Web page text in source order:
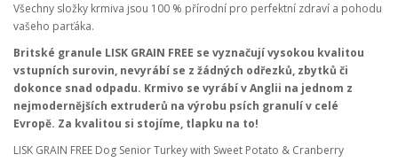
Všechny složky krmiva jsou 100 % přírodní pro perfektní zdraví a pohodu
vašeho parťáka.
Britské granule LISK GRAIN FREE se vyznačují vysokou kvalitou
vstupních surovin, nevyrábí se z žádných odřezků, zbytků či
dokonce snad odpadu. Krmivo se vyrábí v Anglii na jednom z
nejmodernějších extruderů na výrobu psích granulí v celé
Evropě. Za kvalitou si stojíme, tlapku na to!
LISK GRAIN FREE Dog Senior Turkey with Sweet Potato & Cranberry